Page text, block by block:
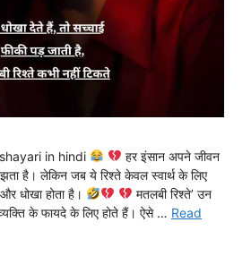
in hindi
हर इंसान अपने जीवन
है। लेकिन जब ये रिश्ते केवल स्वार्थ के लिए
धोखा होता है।
मतलबी रिश्ते’ उन
व्यक्ति के फायदे के लिए होते हैं। ऐसे … Read